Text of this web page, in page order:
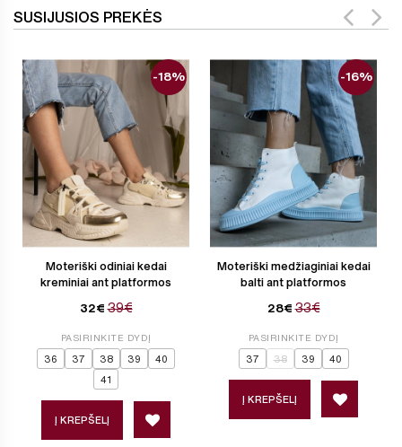
SUSIJUSIOS PREKĖS
Moteriški odiniai kedai
kreminiai ant platformos
32€ 39€
-18%
PASIRINKITE DYDĮ
36 37 38 39 40
41
Į KREPŠELĮ
Moteriški medžiaginiai kedai
balti ant platformos
28€ 33€
-16%
PASIRINKITE DYDĮ
37 38 39 40
Į KREPŠELĮ